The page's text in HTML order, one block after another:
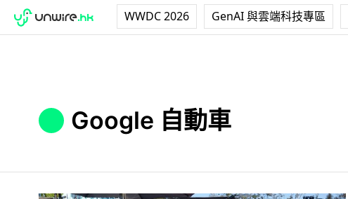
WWDC 2026 GenAI 與雲端科技專區
Google 自動車